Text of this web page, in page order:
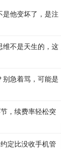
是他变坏了，是注
维不是天生的，这
别急着骂，可能是
，续费率轻松突
定比没收手机管